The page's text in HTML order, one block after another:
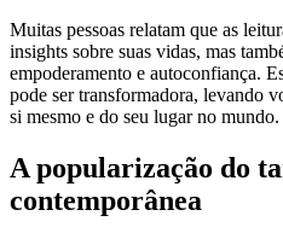
Muitas pessoas relatam que as
insights sobre suas vidas, mas
empoderamento e autoconfiança.
pode ser transformadora, levando
si mesmo e do seu lugar no mundo.
A popularização do
contemporânea